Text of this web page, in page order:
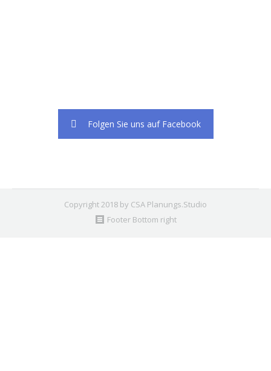
Folgen Sie uns auf Facebook
Copyright 2018 by CSA Planungs.Studio
Footer Bottom right